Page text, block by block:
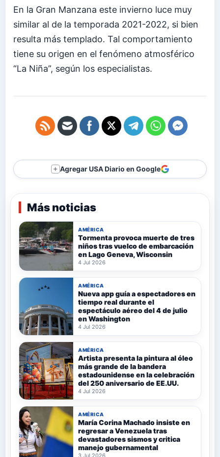
En la Gran Manzana este invierno luce muy
similar al de la temporada 2021-2022, si bien
resulta más templado. Tal comportamiento
tiene su origen en el fenómeno atmosférico
“La Niña”, según los especialistas.
＋ Agregar USA Diario en Google
Más noticias
AMÉRICA
Tormenta provoca muerte de tres
niños tras vuelco de embarcación
en Lago Geneva, Wisconsin
4 Jul 2026
AMÉRICA
Nueva app guía a espectadores en
tiempo real durante el
espectáculo aéreo del 4 de julio
en Washington
4 Jul 2026
AMÉRICA
Artista presenta la pintura al óleo
más grande de la bandera
estadounidense en la celebración
del 250 aniversario de EE.UU.
4 Jul 2026
AMÉRICA
María Corina Machado insiste en
regresar a Venezuela tras
devastadores sismos y critica
manejo gubernamental
3 Jul 2026